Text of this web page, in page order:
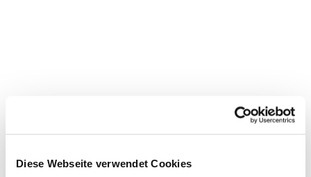
Diese Webseite verwendet Cookies